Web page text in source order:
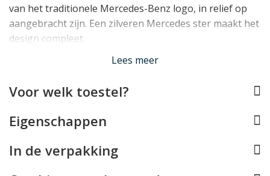
van het traditionele Mercedes-Benz logo, in relief op
aangebracht zijn. Een zilveren Mercedes ster maakt het
design compleet.
Dit Mercedes iPhone 17 Air hoesje is voorzien van een
magnetische ring in de achterzijde, waardoor het
mogelijk is om uw toestel met MagSafe accessoires te
gebruiken. Er zijn steeds meer handige accessoires die
gebruik maken van MagSafe, zoals opladers,
Lees meer
Voor welk toestel?
Eigenschappen
In de verpakking